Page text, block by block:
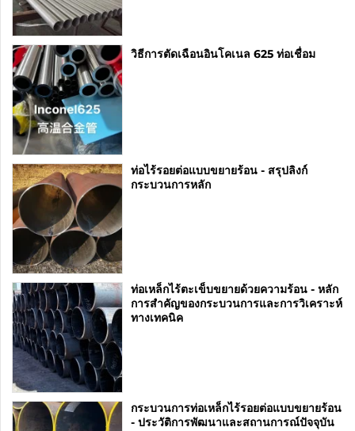
วิธีการตัดเฉือนอินโคเนล 625 ท่อเชื่อม
ท่อไร้รอยต่อแบบขยายร้อน - สรุปลิงก์
กระบวนการหลัก
ท่อเหล็กไร้ตะเข็บขยายด้วยความร้อน - หลัก
การสำคัญของกระบวนการและการวิเคราะห์
ทางเทคนิค
กระบวนการท่อเหล็กไร้รอยต่อแบบขยายร้อน
- ประวัติการพัฒนาและสถานการณ์ปัจจุบัน